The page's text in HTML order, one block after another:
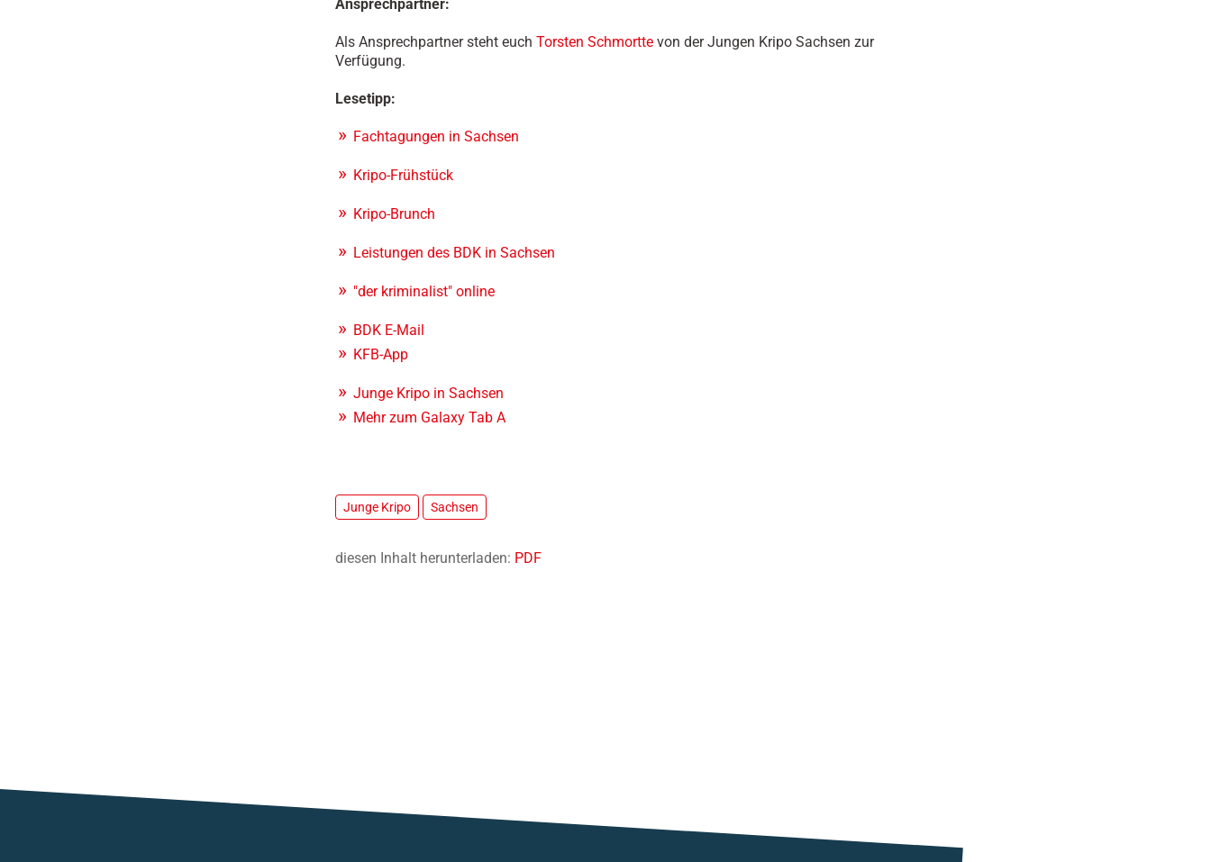
Ansprechpartner:
Als Ansprechpartner steht euch Torsten Schmortte von der Jungen Kripo Sachsen zur
Verfügung.
Lesetipp:
Fachtagungen in Sachsen
Kripo-Frühstück
Kripo-Brunch
Leistungen des BDK in Sachsen
"der kriminalist" online
BDK E-Mail
KFB-App
Junge Kripo in Sachsen
Mehr zum Galaxy Tab A
Junge Kripo Sachsen
diesen Inhalt herunterladen: PDF